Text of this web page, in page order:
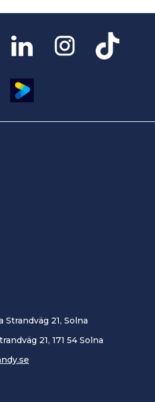
Strandväg 21, Solna
21, 171 54 Solna